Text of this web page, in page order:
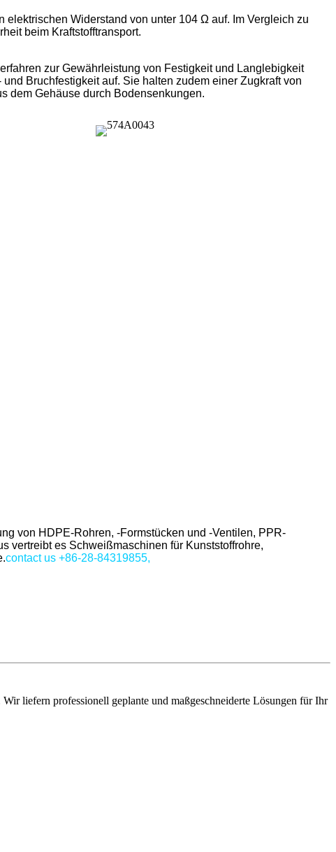
Widerstand von unter 104 Ω auf. Im Vergleich zu
beim Kraftstofftransport.
zur Gewährleistung von Festigkeit und Langlebigkeit
Bruchfestigkeit auf. Sie halten zudem einer Zugkraft von
dem Gehäuse durch Bodensenkungen.
von HDPE-Rohren, -Formstücken und -Ventilen, PPR-
vertreibt es Schweißmaschinen für Kunststoffrohre,
contact us +86-28-84319855,
liefern professionell geplante und maßgeschneiderte Lösungen für Ihr